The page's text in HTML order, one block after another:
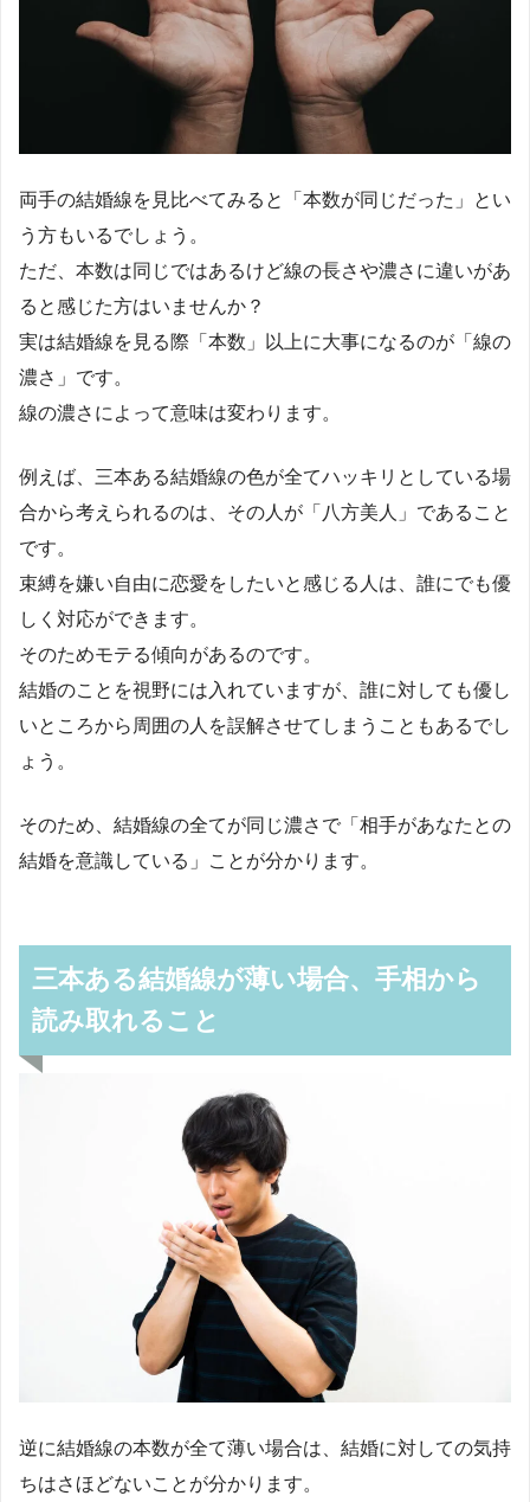
両手の結婚線を見比べてみると「本数が同じだった」とい
う方もいるでしょう。
ただ、本数は同じではあるけど線の長さや濃さに違いがあ
ると感じた方はいませんか？
実は結婚線を見る際「本数」以上に大事になるのが「線の
濃さ」です。
線の濃さによって意味は変わります。
例えば、三本ある結婚線の色が全てハッキリとしている場
合から考えられるのは、その人が「八方美人」であること
です。
束縛を嫌い自由に恋愛をしたいと感じる人は、誰にでも優
しく対応ができます。
そのためモテる傾向があるのです。
結婚のことを視野には入れていますが、誰に対しても優し
いところから周囲の人を誤解させてしまうこともあるでし
ょう。
そのため、結婚線の全てが同じ濃さで「相手があなたとの
結婚を意識している」ことが分かります。
三本ある結婚線が薄い場合、手相から
読み取れること
逆に結婚線の本数が全て薄い場合は、結婚に対しての気持
ちはさほどないことが分かります。